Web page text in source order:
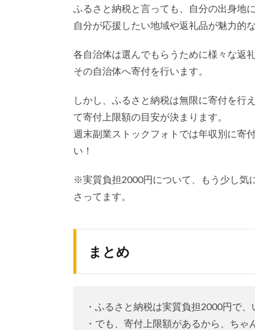
ふるさと納税と言っても、自分の出身地
自分が応援したい地域や返礼品が魅力的
各自治体は選んでもらうために様々な返
その自治体へ寄付を行います。
しかし、ふるさと納税は無限に寄付を行
て寄付上限額の目安が決まります。
週末副業ストックフォトでは年収別に寄
い！
※実質負担2000円について、もう少し気
さってます。
まとめ
・ふるさと納税は実質負担2000円で
・でも、寄付上限額があるから、ちゃ